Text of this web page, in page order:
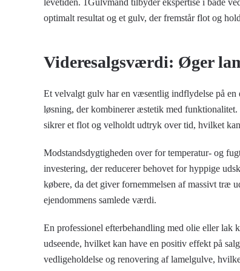
levetiden. 1Gulvmand tilbyder ekspertise i både
optimalt resultat og et gulv, der fremstår flot og
Videresalgsværdi: Øger
Et velvalgt gulv har en væsentlig indflydelse på
løsning, der kombinerer æstetik med
sikrer et flot og velholdt udtryk over tid, hvilket
Modstandsdygtigheden over for temperatur- og
investering, der reducerer behovet for hyppige
købere, da det giver fornemmelsen af massivt træ
ejendommens samlede værdi.
En professionel efterbehandling med olie eller lak
udseende, hvilket kan have en positiv effekt på
vedligeholdelse og renovering af lamelgulve,